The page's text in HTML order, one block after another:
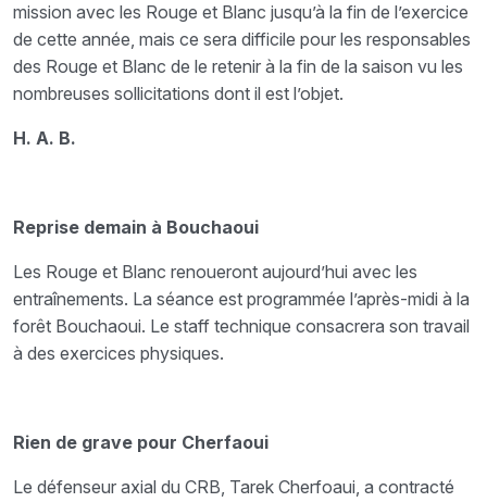
mission avec les Rouge et Blanc jusqu’à la fin de l’exercice
de cette année, mais ce sera difficile pour les responsables
des Rouge et Blanc de le retenir à la fin de la saison vu les
nombreuses sollicitations dont il est l’objet.
H. A. B.
Reprise demain à Bouchaoui
Les Rouge et Blanc renoueront aujourd’hui avec les
entraînements. La séance est programmée l’après-midi à la
forêt Bouchaoui. Le staff technique consacrera son travail
à des exercices physiques.
Rien de grave pour Cherfaoui
Le défenseur axial du CRB, Tarek Cherfoaui, a contracté